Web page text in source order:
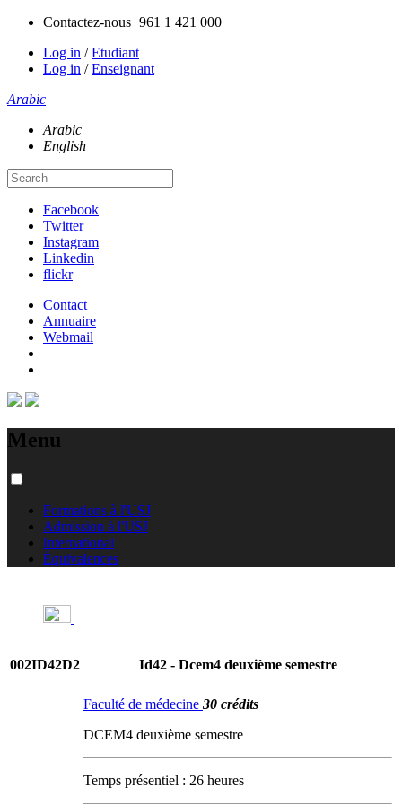
Contactez-nous+961 1 421 000
Log in /Etudiant
Log in /Enseignant
Arabic
Arabic
English
Facebook
Twitter
Instagram
Linkedin
flickr
Contact
Annuaire
Webmail
Menu
Formations à l'USJ
Admission à l'USJ
International
Équivalences
002ID42D2 Id42 - Dcem4 deuxième semestre
Faculté de médecine 30 crédits
DCEM4 deuxième semestre
Temps présentiel : 26 heures